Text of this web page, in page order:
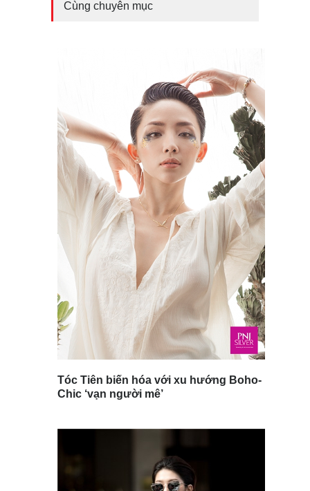
Cùng chuyên mục
Tóc Tiên biến hóa với xu hướng Boho-
Chic ‘vạn người mê’